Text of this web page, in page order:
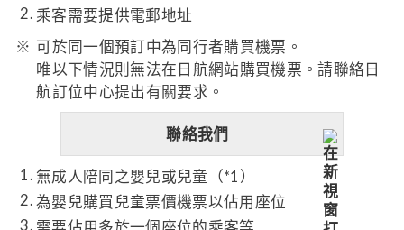
乘客需要提供電郵地址
可於同一個預訂中為同行者購買機票。
唯以下情況則無法在日航網站購買機票。請聯絡日
航訂位中心提出有關要求。
聯絡我們
無成人陪同之嬰兒或兒童（*1）
為嬰兒購買兒童票價機票以佔用座位